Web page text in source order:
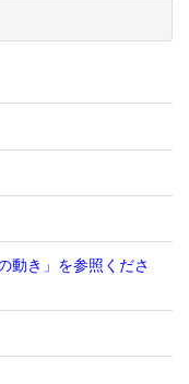
動き」を参照くださ